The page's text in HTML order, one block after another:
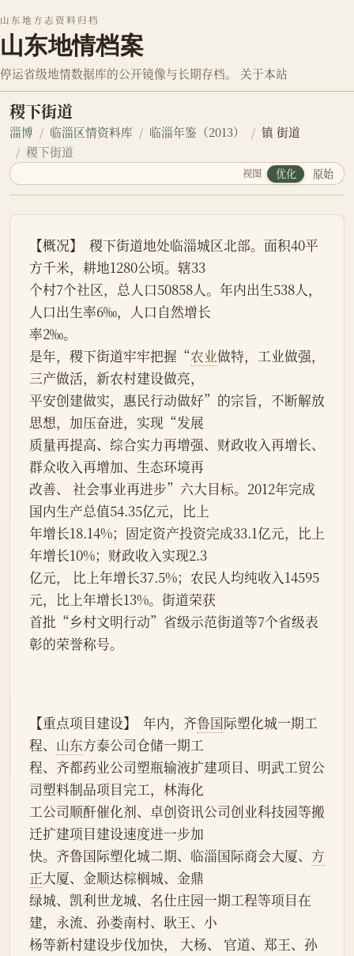
山东地方志资料归档
山东地情档案
停运省级地情数据库的公开镜像与长期存档。 关于本站
稷下街道
淄博 临淄区情资料库 临淄年鉴（2013）
镇 街道
稷下街道
视图 优化 原始
【概况】  稷下街道地处临淄城区北部。面积40平
方千米，耕地1280公顷。辖33
个村7个社区，总人口50858人。年内出生538人，
人口出生率6‰，人口自然增长
率2‰。
是年，稷下街道牢牢把握“农业做特，工业做强，
三产做活，新农村建设做亮，
平安创建做实，惠民行动做好”的宗旨，不断解放
思想，加压奋进，实现“发展
质量再提高、综合实力再增强、财政收入再增长、
群众收入再增加、生态环境再
改善、 社会事业再进步”六大目标。2012年完成
国内生产总值54.35亿元，比上
年增长18.14%；固定资产投资完成33.1亿元，比上
年增长10%；财政收入实现2.3
亿元， 比上年增长37.5%；农民人均纯收入14595
元，比上年增长13%。街道荣获
首批“乡村文明行动”省级示范街道等7个省级表
彰的荣誉称号。
【重点项目建设】  年内，齐鲁国际塑化城一期工
程、 山东方泰公司仓储一期工
程、齐都药业公司塑瓶输液扩建项目、明武工贸公
司塑料制品项目完工，林海化
工公司顺酐催化剂、卓创资讯公司创业科技园等搬
迁扩建项目建设速度进一步加
快。齐鲁国际塑化城二期、临淄国际商会大厦、 方
正大厦、金顺达棕榈城、金鼎
绿城、凯利世龙城、名仕庄园一期工程等项目在
建，永流、孙娄南村、耿王、小
杨等新村建设步伐加快， 大杨、 官道、郑王、孙